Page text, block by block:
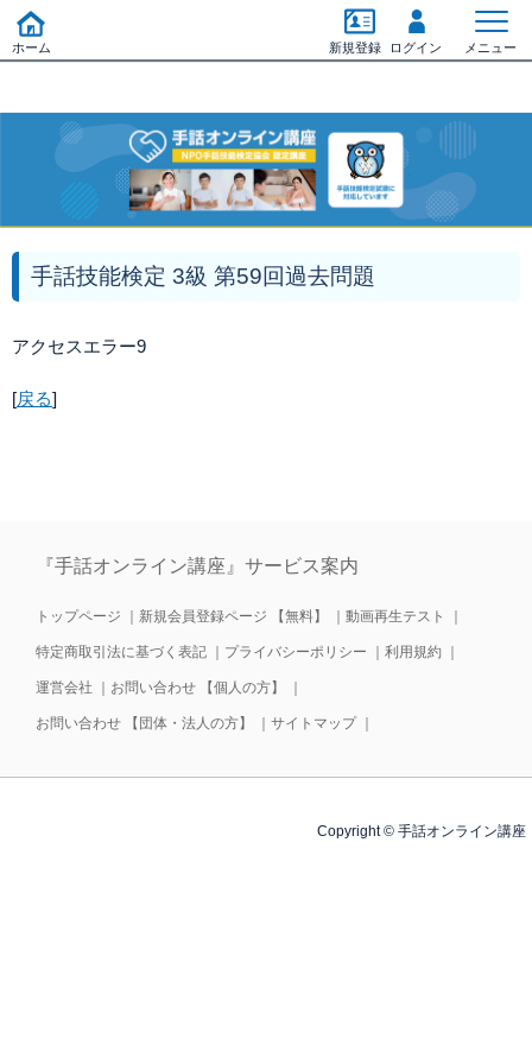
手話技能検定 3級 第59回過去問題
アクセスエラー9
[戻る]
『手話オンライン講座』サービス案内
トップページ 新規会員登録ページ 【無料】 動画再生テスト
特定商取引法に基づく表記 プライバシーポリシー 利用規約
運営会社 お問い合わせ 【個人の方】
お問い合わせ 【団体・法人の方】 サイトマップ｜
Copyright © 手話オンライン講座
ホーム 新規登録 ログイン メニュー